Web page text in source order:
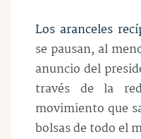
Los aranceles
se pausan, al
anuncio del
través de la
movimiento que
bolsas de todo el